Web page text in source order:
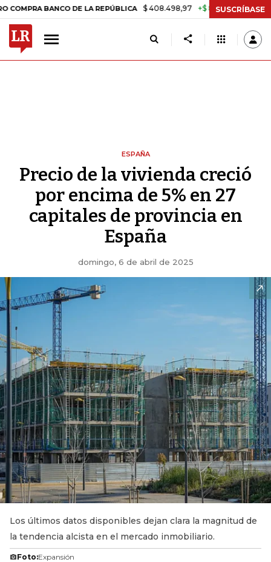
BANCO DE LA REPÚBLICA $ 408.498,97 +$ 8.753,81 +2,19% TASA
SUSCRÍBASE
ESPAÑA
Precio de la vivienda creció
por encima de 5% en 27
capitales de provincia en
España
domingo, 6 de abril de 2025
Los últimos datos disponibles dejan clara la magnitud de
la tendencia alcista en el mercado inmobiliario.
Foto:Expansión